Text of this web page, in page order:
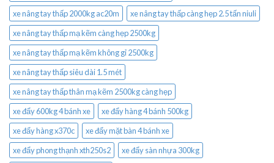
xe nâng tay thấp 2000kg ac20m
xe nâng tay thấp càng hẹp 2.5 tấn niuli
xe nâng tay thấp mạ kẽm càng hẹp 2500kg
xe nâng tay thấp mạ kẽm không gỉ 2500kg
xe nâng tay thấp siêu dài 1.5 mét
xe nâng tay thấp thân mạ kẽm 2500kg càng hẹp
xe đẩy 600kg 4 bánh xe
xe đẩy hàng 4 bánh 500kg
xe đẩy hàng x370c
xe đẩy mặt bàn 4 bánh xe
xe đẩy phong thạnh xth250s2
xe đẩy sàn nhựa 300kg